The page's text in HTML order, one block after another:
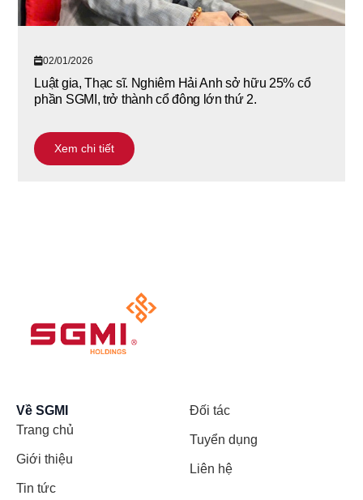
02/01/2026
Luật gia, Thạc sĩ. Nghiêm Hải Anh sở hữu 25% cổ
phần SGMI, trở thành cổ đông lớn thứ 2.
Xem chi tiết
Về SGMI
Trang chủ
Giới thiệu
Tin tức
Đối tác
Tuyển dụng
Liên hệ